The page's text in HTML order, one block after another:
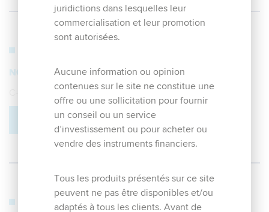
NOUVELLE ÉVOLUTION DE LA SICAV AIM LUX
14. janvier 2019
juridictions dans lesquelles leur
commercialisation et leur promotion
sont autorisées.
Aucune information ou opinion
contenues sur le site ne constitue une
offre ou une sollicitation pour fournir
un conseil ou un service
d’investissement ou pour acheter ou
vendre des instruments financiers.
Tous les produits présentés sur ce site
peuvent ne pas être disponibles et/ou
adaptés à tous les clients. Avant de